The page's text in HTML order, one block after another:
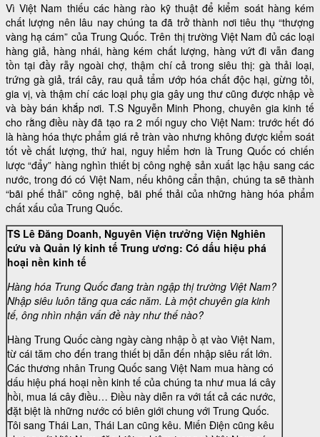
Vì Việt Nam thiếu các hàng rào kỹ thuật để kiểm soát hàng kém
chất lượng nên lâu nay chúng ta đã trở thành nơi tiêu thụ “thượng
vàng hạ cám” của Trung Quốc. Trên thị trường Việt Nam đủ các loại
hàng giả, hàng nhái, hàng kém chất lượng, hàng vứt đi vẫn đang
tồn tại đầy rẫy ngoài chợ, thậm chí cả trong siêu thị: gà thải loại,
trứng gà giả, trái cây, rau quả tẩm ướp hóa chất độc hại, gừng tỏi,
gia vị, và thậm chí các loại phụ gia gây ung thư cũng được nhập về
và bày bán khắp nơi. T.S Nguyễn Minh Phong, chuyên gia kinh tế
cho rằng điều này đã tạo ra 2 mối nguy cho Việt Nam: trước hết đó
là hàng hóa thực phẩm giá rẻ tràn vào nhưng không được kiểm soát
tốt về chất lượng, thứ hai, nguy hiểm hơn là Trung Quốc có chiến
lược “đẩy” hàng nghìn thiết bị công nghệ sản xuất lạc hậu sang các
nước, trong đó có Việt Nam, nếu không cẩn thận, chúng ta sẽ thành
“bãi phế thải” công nghệ, bãi phế thải của những hàng hóa phẩm
chất xấu của Trung Quốc.
TS Lê Đăng Doanh, Nguyên Viện trưởng Viện Nghiên
cứu và Quản lý kinh tế Trung ương: Có dấu hiệu phá
hoại nền kinh tế
Hàng hóa Trung Quốc đang tràn ngập thị trường Việt Nam?
Nhập siêu luôn tăng qua các năm. Là một chuyên gia kinh
tế, ông nhìn nhận vấn đề này như thế nào?
Hàng Trung Quốc càng ngày càng nhập ồ ạt vào Việt Nam,
từ cái tăm cho đến trang thiết bị dẫn đến nhập siêu rất lớn.
Các thương nhân Trung Quốc sang Việt Nam mua hàng có
dấu hiệu phá hoại nền kinh tế của chúng ta như mua lá cây
hồi, mua lá cây điều… Điều này diễn ra với tất cả các nước,
đặt biệt là những nước có biên giới chung với Trung Quốc.
Tôi sang Thái Lan, Thái Lan cũng kêu. Miến Điện cũng kêu